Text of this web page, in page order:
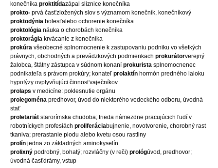
konečníka proktitídazápal sliznice konečníka
prokto- prvá časťzložených slov s významom konečník, konečníkový
proktodýnia bolesťalebo ochorenie konečníka
proktológia náuka o chorobách konečníka
proktorágia krvácanie z konečníka
prokúra všeobecné splnomocnenie k zastupovaniu podniku vo všetkých
právnych, obchodných a prevádzkových podmienkach prokurátorverejný
žalobca, štátny zástupca v súdnom konaní prokurista splnomocnenec
podnikateľa s právom prokúry; konateľ prolaktín hormón predného laloku
hypofýzy ovplyvňujúci činnosťvaječníkov
prolaps v medicíne: poklesnutie orgánu
prolegoména predhovor, úvod do niektorého vedeckého odboru, úvodná
stať
proletariát starorímska chudoba; trieda námezdne pracujúcich ľudí v
robotníckych profesiách proliferáciabujnenie, novotvorenie, chorobný rast
tkaniva; prerastanie plodu alebo kvetu osou rastliny
prolín jedna zo základných aminokyselín
prolixný podrobný, bohatý; rozvláčny (v reči) prológúvod, predhovor;
úvodná časťdrámy, vstup